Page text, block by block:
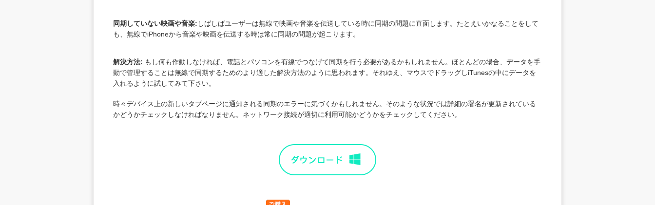
同期していない映画や音楽: しばしばユーザーは無線で映画や音楽を伝送している時に同期の問題に直面します。たとえいかなることをして
も、無線でiPhoneから音楽や映画を伝送する時は常に同期の問題が起こります。
解決方法: もし何も作動しなければ、電話とパソコンを有線でつなげて同期を行う必要があるかもしれません。ほとんどの場合、データを手
動で管理することは無線で同期するためのより適した解決方法のように思われます。それゆえ、マウスでドラッグしiTunesの中にデータを
入れるように試してみて下さい。
時々デバイス上の新しいタブページに通知される同期のエラーに気づくかもしれません。そのような状況では詳細の署名が更新されている
かどうかチェックしなければなりません。ネットワーク接続が適切に利用可能かどうかをチェックしてください。